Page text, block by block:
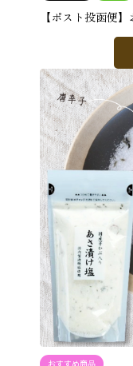
【ポスト投函便
おすすめ商品